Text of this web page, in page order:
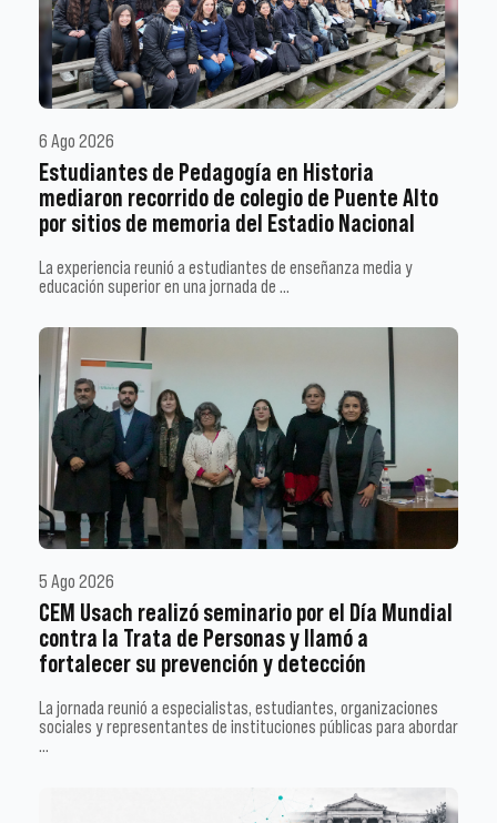
6 Ago 2026
Estudiantes de Pedagogía en Historia
mediaron recorrido de colegio de Puente Alto
por sitios de memoria del Estadio Nacional
La experiencia reunió a estudiantes de enseñanza media y
educación superior en una jornada de …
5 Ago 2026
CEM Usach realizó seminario por el Día Mundial
contra la Trata de Personas y llamó a
fortalecer su prevención y detección
La jornada reunió a especialistas, estudiantes, organizaciones
sociales y representantes de instituciones públicas para abordar
…